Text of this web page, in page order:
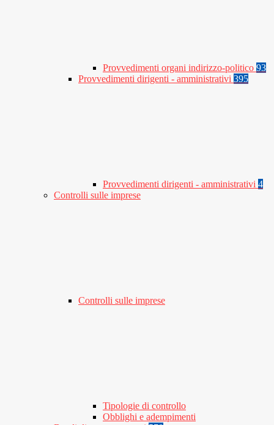
Provvedimenti organi indirizzo-politico 93
Provvedimenti dirigenti - amministrativi 395
Provvedimenti dirigenti - amministrativi 4
Controlli sulle imprese
Controlli sulle imprese
Tipologie di controllo
Obblighi e adempimenti